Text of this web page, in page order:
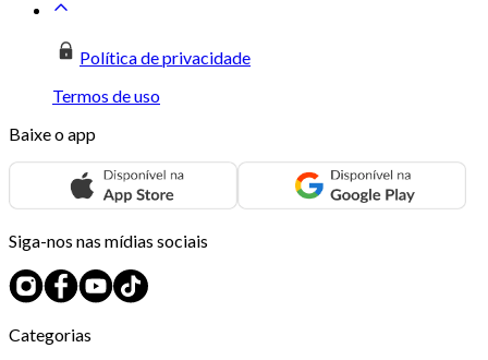
Política de privacidade
Termos de uso
Baixe o app
Siga-nos nas mídias sociais
Categorias